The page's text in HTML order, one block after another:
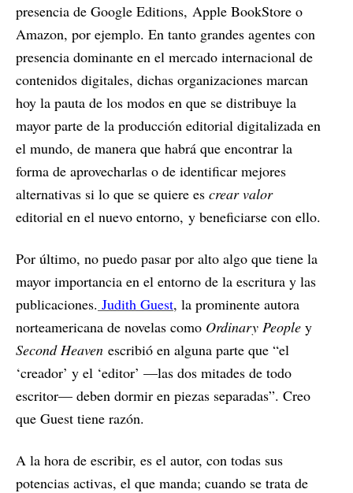
presencia de Google Editions, Apple BookStore o
Amazon, por ejemplo. En tanto grandes agentes con
presencia dominante en el mercado internacional de
contenidos digitales, dichas organizaciones marcan
hoy la pauta de los modos en que se distribuye la
mayor parte de la producción editorial digitalizada en
el mundo, de manera que habrá que encontrar la
forma de aprovecharlas o de identificar mejores
alternativas si lo que se quiere es crear valor
editorial en el nuevo entorno, y beneficiarse con ello.
Por último, no puedo pasar por alto algo que tiene la
mayor importancia en el entorno de la escritura y las
publicaciones. Judith Guest, la prominente autora
norteamericana de novelas como Ordinary People y
Second Heaven escribió en alguna parte que “el
‘creador’ y el ‘editor’ —las dos mitades de todo
escritor— deben dormir en piezas separadas”. Creo
que Guest tiene razón.
A la hora de escribir, es el autor, con todas sus
potencias activas, el que manda; cuando se trata de